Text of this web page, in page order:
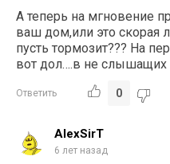
А теперь на мгновение
ваш дом,или это скорая
пусть тормозит??? На
вот дол….в не слышащих
Ответить 0
AlexSirT
6 лет назад